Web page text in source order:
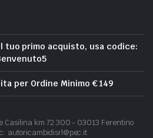
tuo primo acquisto, usa codice:
per Ordine Minimo € 149
Casilina km 72.300 - 03013 Ferentino
autoricambidisrl@pec.it